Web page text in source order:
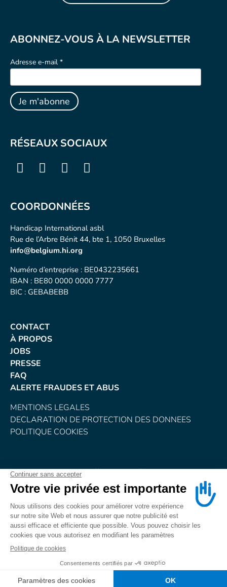
ABONNEZ-VOUS À LA NEWSLETTER
Adresse e-mail *
RÉSEAUX SOCIAUX
COORDONNÉES
Handicap International asbl
Rue de l’Arbre Bénit 44, bte 1, 1050 Bruxelles
info@belgium.hi.org
Numéro d’entreprise : BE0432235661
IBAN : BE80 0000 0000 7777
BIC : GEBABEBB
CONTACT
À PROPOS
JOBS
PRESSE
FAQ
ALERTE FRAUDES ET ABUS
MENTIONS LEGALES
DECLARATION DE PROTECTION DES DONNEES
POLITIQUE COOKIES